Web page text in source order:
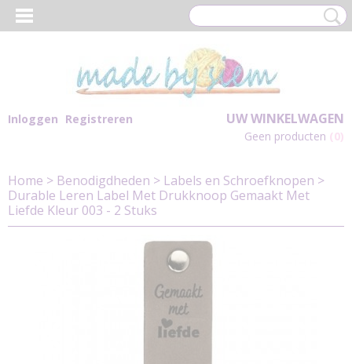
Inloggen Registreren UW WINKELWAGEN
Geen producten (0)
Home > Benodigdheden > Labels en Schroefknopen >
Durable Leren Label Met Drukknoop Gemaakt Met
Liefde Kleur 003 - 2 Stuks